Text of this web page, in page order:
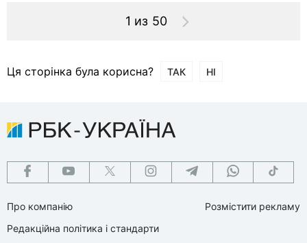
1 из 50
Ця сторінка була корисна? ТАК НІ
Про компанію
Редакційна політика і стандарти
Розмістити рекламу